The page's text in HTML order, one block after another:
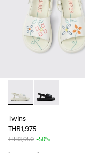
Twins - K800631-
Twins -
Twins
THB1,975
THB3,950 -50%